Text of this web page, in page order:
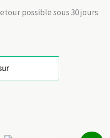
possible sous 30 jours